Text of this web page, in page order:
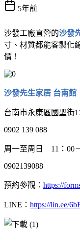
5年前
沙發工廠直營的沙發
寸、材質都能客製化
價！
沙發先生家居 台南館
台南市永康區國聖街
0902 139 088
周一至周日 11：00
0902139088
預約參觀： https://
LINE： https://lin.ee/